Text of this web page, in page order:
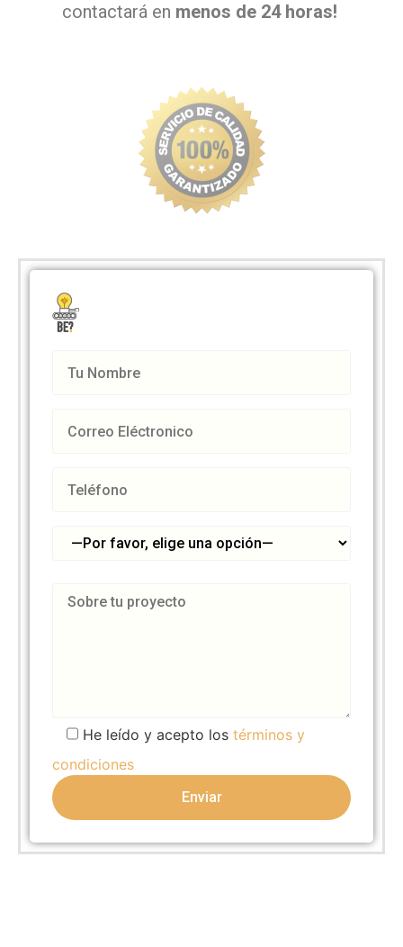
contactará en menos de 24 horas!
He leído y acepto los términos y
condiciones